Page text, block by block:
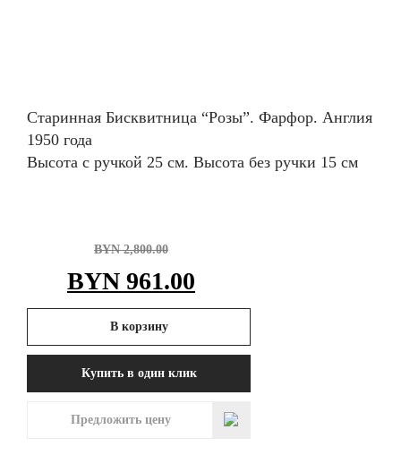
Старинная Бисквитница “Розы”. Фарфор. Англия
1950 года
Высота с ручкой 25 см. Высота без ручки 15 см
BYN2,800.00
Первоначальная
цена
составляла
BYN 2,800.00.
BYN 961.00
цена:
BYN 961.00.
В корзину
Купить в один клик
Предложить цену